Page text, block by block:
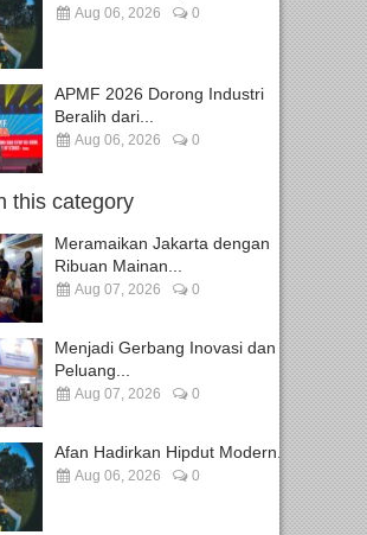
Aug 06, 2026 0
APMF 2026 Dorong Industri
Beralih dari...
Aug 06, 2026 0
this category
Meramaikan Jakarta dengan
Ribuan Mainan...
Aug 07, 2026 0
Menjadi Gerbang Inovasi dan
Peluang...
Aug 07, 2026 0
Afan Hadirkan Hipdut Modern...
Aug 06, 2026 0